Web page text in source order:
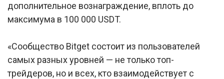
дополнительное вознаграждение, вплоть до
максимума в 100 000 USDT.
«Сообщество Bitget состоит из пользователей
самых разных уровней — не только топ-
трейдеров, но и всех, кто взаимодействует с